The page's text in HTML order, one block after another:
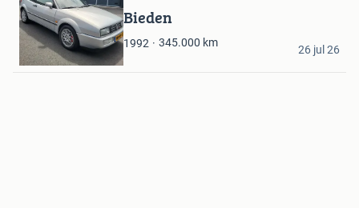
Mijn
FavorietenBieden
1992 345.000 km
Stefan
Nes
26 jul 26